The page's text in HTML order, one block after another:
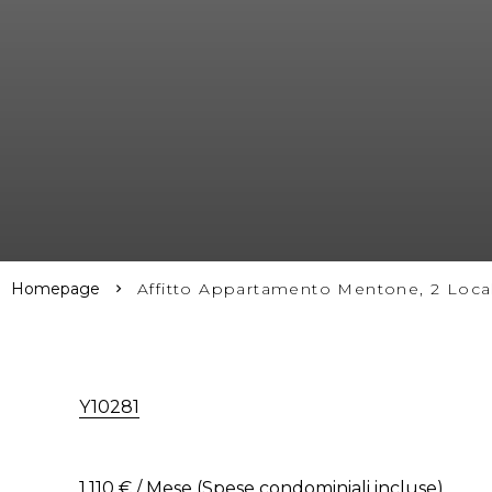
Homepage Affitto Appartamento Mentone, 2
Y10281
1.110 € / Mese (Spese condominiali incluse)